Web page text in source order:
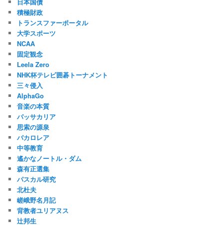
積極財政
トランスファーポータル
大学スポーツ
NCAA
固定観念
Leela Zero
NHK杯テレビ囲碁トーナメント
三々侵入
AlphaGo
音楽の本質
パッサカリア
思索の源泉
バカロレア
中等教育
遙かなノートル・ダム
森有正選集
パスカル研究
北杜夫
嵯峨野名月記
背教者ユリアヌス
辻邦生